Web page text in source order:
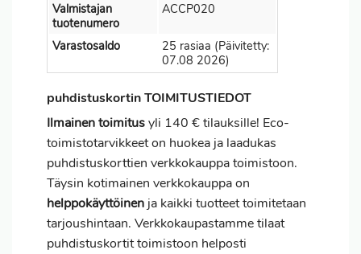
Valmistajan
tuotenumero
ACCP020
Varastosaldo
25 rasiaa (Päivitetty:
07.08 2026)
puhdistuskortin TOIMITUSTIEDOT
Ilmainen toimitusyli 140 € tilauksille! Eco-
toimistotarvikkeet on huokea ja laadukas
puhdistuskorttien verkkokauppa toimistoon.
Täysin kotimainen verkkokauppa on
helppokäyttöinen ja kaikki tuotteet toimitetaan
tarjoushintaan. Verkkokaupastamme tilaat
puhdistuskortit toimistoon helposti